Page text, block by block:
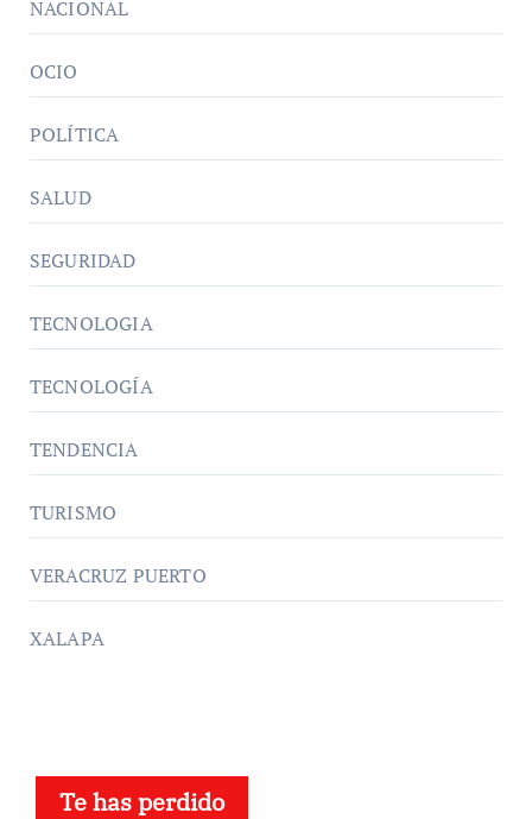
NACIONAL
OCIO
POLÍTICA
SALUD
SEGURIDAD
TECNOLOGIA
TECNOLOGÍA
TENDENCIA
TURISMO
VERACRUZ PUERTO
XALAPA
Te has perdido